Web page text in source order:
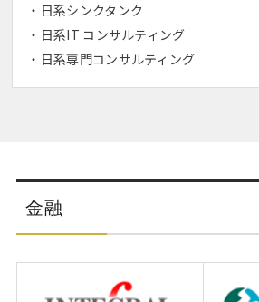
日系シンクタンク
日系IT コンサルティング
日系専門コンサルティング
金融